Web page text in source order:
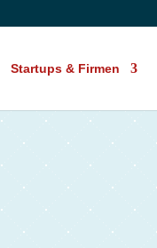
Startups & Firmen